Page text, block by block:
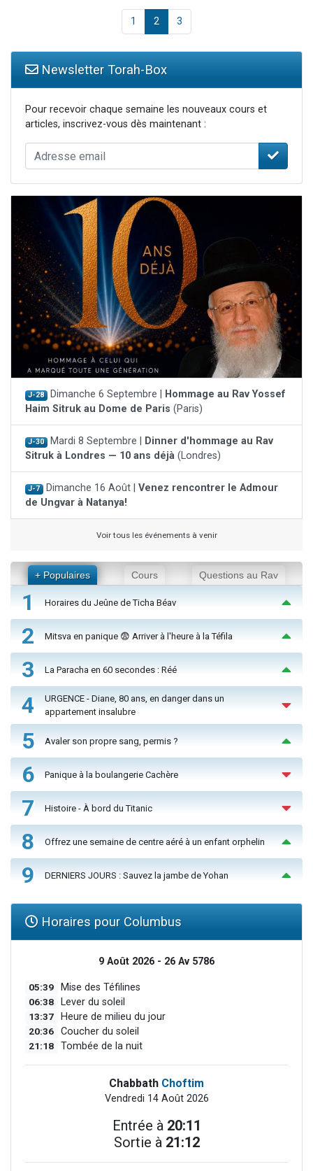
1 2 3
Newsletter Torah-Box
Pour recevoir chaque semaine les nouveaux cours et
articles, inscrivez-vous dès maintenant :
J-28 Dimanche 6 Septembre |
Hommage au Rav Yossef
Haim Sitruk au Dome de Paris (Paris)
J-30 Mardi 8 Septembre |
Dinner d'hommage au Rav
Sitruk à Londres — 10 ans déjà (Londres)
J-7 Dimanche 16 Août | Venez rencontrer le Admour
de Ungvar à Natanya!
Voir tous les événements à venir
+ Populaires Cours Questions au Rav
1 Horaires du Jeûne de Ticha Béav
2 Mitsva en panique 😨 Arriver à l'heure à la Téfila
3 La Paracha en 60 secondes : Réé
4
URGENCE - Diane, 80 ans, en danger dans un
appartement insalubre
5 Avaler son propre sang, permis ?
6 Panique à la boulangerie Cachère
7 Histoire - À bord du Titanic
8 Offrez une semaine de centre aéré à un enfant orphelin
9 DERNIERS JOURS : Sauvez la jambe de Yohan
Horaires pour Columbus
9 Août 2026 - 26 Av 5786
05:39 Mise des Téfilines
06:38 Lever du soleil
13:37 Heure de milieu du jour
20:36 Coucher du soleil
21:18 Tombée de la nuit
Chabbath Choftim
Vendredi 14 Août 2026
Entrée à 20:11
Sortie à 21:12